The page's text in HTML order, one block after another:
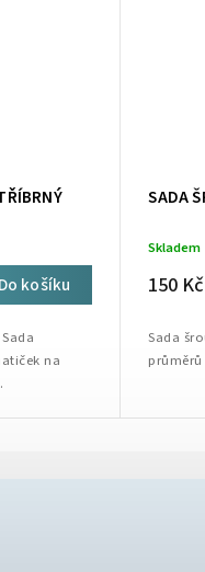
Do košíku
na
SADA
Skladem
150 Kč
Sada